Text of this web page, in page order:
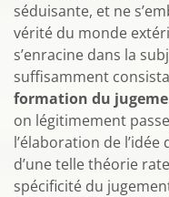
séduisante, et ne
vérité du monde
s’enracine dans la
suffisamment
formation du
on légitimement
l’élaboration de
d’une telle théorie
spécificité du